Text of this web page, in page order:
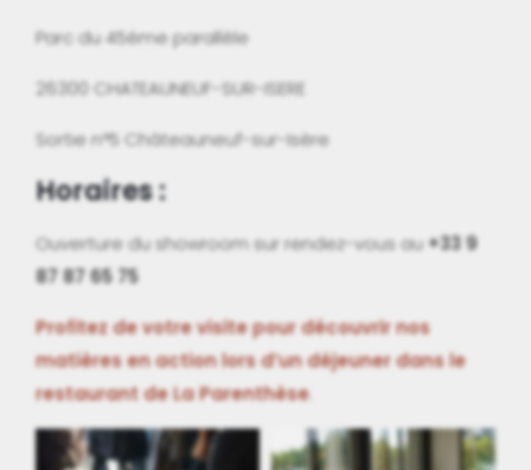
Parc du 45ème parallèle
26300 CHATEAUNEUF-SUR-ISERE
Sortie n°5 Châteauneuf-sur-Isère
Horaires :
Ouverture du showroom sur rendez-vous au+33 9
87 87 65 75
Profitez de votre visite pour découvrir nos
matières en action lors d’un déjeuner dans le
restaurant de La Parenthèse.